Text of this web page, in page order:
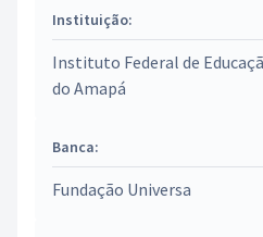
Instituição:
Instituto Federal de
do Amapá
Banca:
Fundação Universa